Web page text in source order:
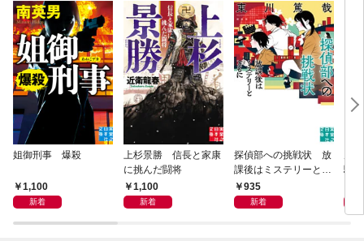
姐御刑事 爆殺
1,100
新着
上杉景勝 信長と家康
に挑んだ闘将
1,100
新着
探偵部への挑戦状 放
課後はミステリーとと
もに 新装版
935
新着
騒動